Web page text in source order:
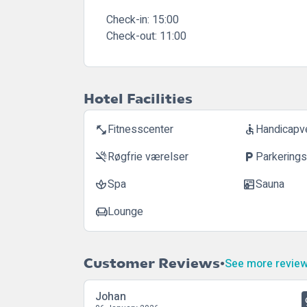
Check-in: 15:00
Check-out: 11:00
Hotel Facilities
fitness_centerFitnesscenter accessible
smoke_freeRøgfrie værelser local_parking
spaSpa saunaSauna
chairLounge
Customer Reviews See more
Johan